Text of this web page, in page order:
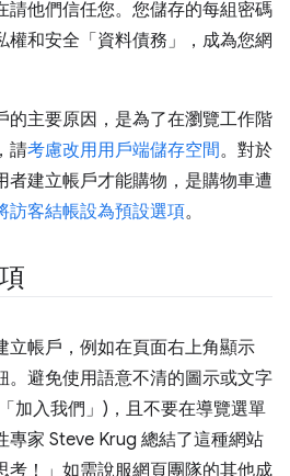
請他們信任您。您儲存的每組密碼
權和安全「資料債務」，成為您網
的主要原因，是為了在瀏覽工作階
請考慮改用用戶端儲存空間。對於
者建立帳戶才能購物，是購物車遭
訪客結帳設為預設選項。
立帳戶，例如在頁面右上角顯示
。避免使用語意不清的圖示或文字
加入我們」)，且不要在導覽選單
專家 Steve Krug 總結了這種網站
！」 如需說服網頁團隊的其他成